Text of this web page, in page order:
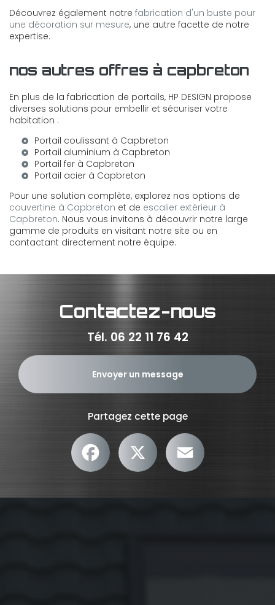
Découvrez également notre fabrication d'un buste pour
une décoration sur mesure, une autre facette de notre
expertise.
nos autres offres à capbreton
En plus de la fabrication de portails, HP DESIGN propose
diverses solutions pour embellir et sécuriser votre
habitation :
Portail coulissant à Capbreton
Portail aluminium à Capbreton
Portail fer à Capbreton
Portail acier à Capbreton
Pour une solution complète, explorez nos options de
couvertine à Capbreton et de escalier extérieur à
Capbreton. Nous vous invitons à découvrir notre large
gamme de produits en visitant notre site ou en
contactant directement notre équipe.
Contactez-nous
Tél. 06 22 11 76 42
Envoyer un message
Partagez cette page
Facebook